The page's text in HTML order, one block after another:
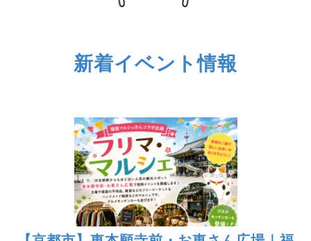
新着イベント情報